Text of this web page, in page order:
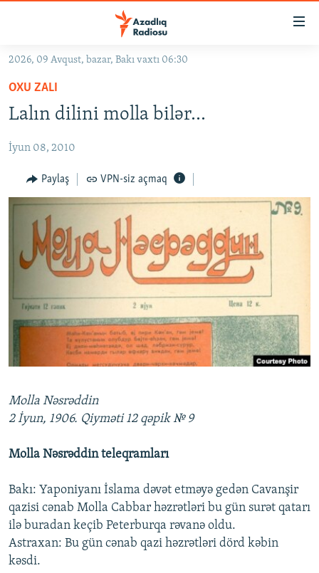
Əsas
qayıt
Əsas
qayıt
#İZAHLA
#ƏSLINDƏ
FƏRQƏ BAX
QANUNI DOĞRU
ARAŞDIRMA
MULTIMEDIA
FOTOQALEREYA
İNFOQRAFIKA
KARIKATURA
RADIO ARXIV
OXU ZALI
AZƏRBAYCAN ƏDƏBIYYATI KITABXANASI
İSLAM VƏ DEMOKRATIYA
HAQQIMIZDA
MISSIYAMIZ
PEŞƏ ETIKASI VƏ JURNALISTIKA STANDARTLARIMIZ
XƏBƏR BÜLLETENLƏRIMIZ
RFE/RL-in bütün saytları
2026, 09 Avqust, bazar, Bakı vaxtı 06:30
OXU ZALI
Lalın dilini molla bilər...
İyun 08, 2010
Paylaş VPN-siz açmaq
Molla Nəsrəddin
2 İyun, 1906. Qiyməti 12 qəpik № 9
Molla Nəsrəddin teleqramları
Bakı: Yaponiyanı İslama dəvət etməyə gedən Cavanşir
qazisi cənab Molla Cabbar həzrətləri bu gün surət qatarı
ilə buradan keçib Peterburqa rəvanə oldu.
Astraxan: Bu gün cənab qazi həzrətləri dörd kəbin
kəsdi.